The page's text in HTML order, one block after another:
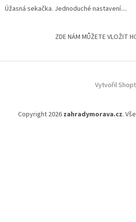
Úžasná sekačka. Jednoduché nastavení....
ZDE NÁM MŮŽETE VLOŽIT
Vytvořil
Copyright 2026 zahradymorava.cz.